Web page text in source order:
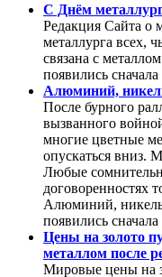
С Днём
Редакция Сайта о
металлурга всех,
связана с
появились
Алюминий,
После бурного
вызванного
многие цветные
опускаться вниз.
Любые
договоренностях
Алюминий,
появились
Цены на золото
металлом после
Мировые цены на